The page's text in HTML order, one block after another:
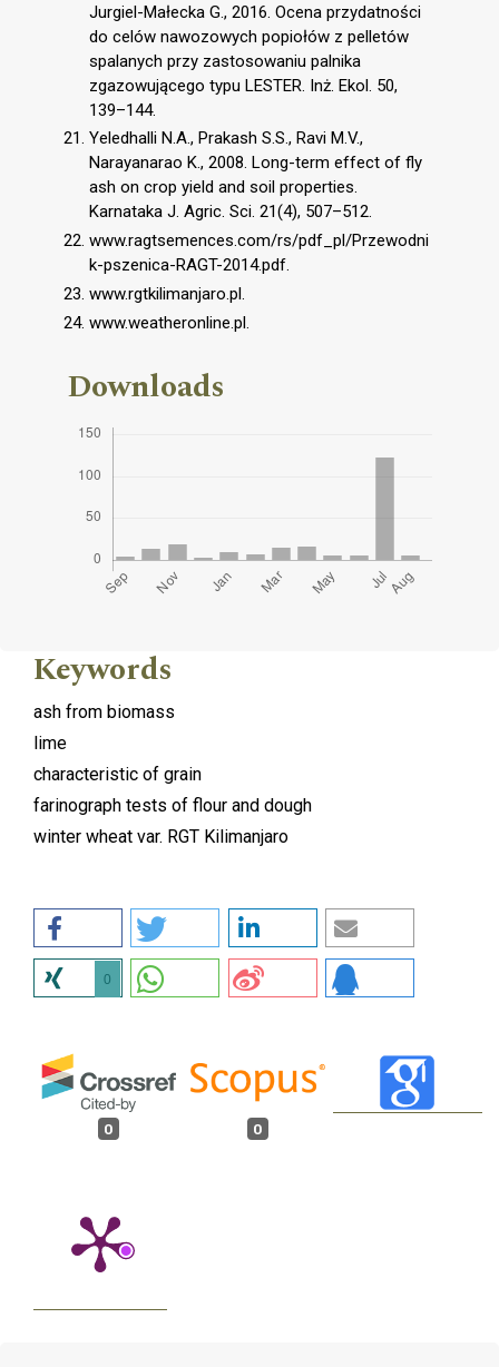
Jurgiel-Małecka G., 2016. Ocena przydatności
do celów nawozowych popiołów z pelletów
spalanych przy zastosowaniu palnika
zgazowującego typu LESTER. Inż. Ekol. 50,
139–144.
Yeledhalli N.A., Prakash S.S., Ravi M.V.,
Narayanarao K., 2008. Long-term effect of fly
ash on crop yield and soil properties.
Karnataka J. Agric. Sci. 21(4), 507–512.
www.ragtsemences.com/rs/pdf_pl/Przewodni
k-pszenica-RAGT-2014.pdf.
www.rgtkilimanjaro.pl.
www.weatheronline.pl.
Downloads
Keywords
ash from biomass
lime
characteristic of grain
farinograph tests of flour and dough
winter wheat var. RGT Kilimanjaro
0
0 0